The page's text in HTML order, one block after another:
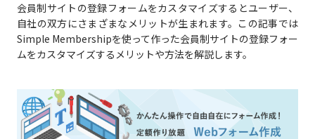
会員制サイトの登録フォームをカスタマイズするとユーザー、
自社の双方にさまざまなメリットが生まれます。この記事では
Simple Membershipを使って作った会員制サイトの登録フォー
ムをカスタマイズするメリットや方法を解説します。